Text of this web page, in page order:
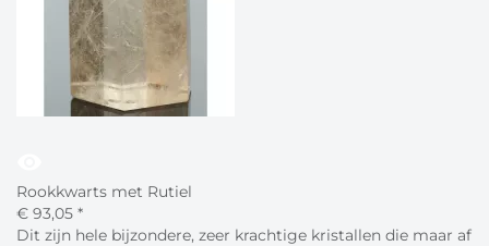
Rookkwarts met Rutiel
€ 93,05 *
Dit zijn hele bijzondere, zeer krachtige kristallen die maar af